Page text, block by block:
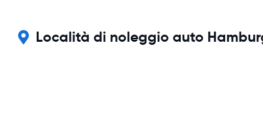
Località di noleggio auto